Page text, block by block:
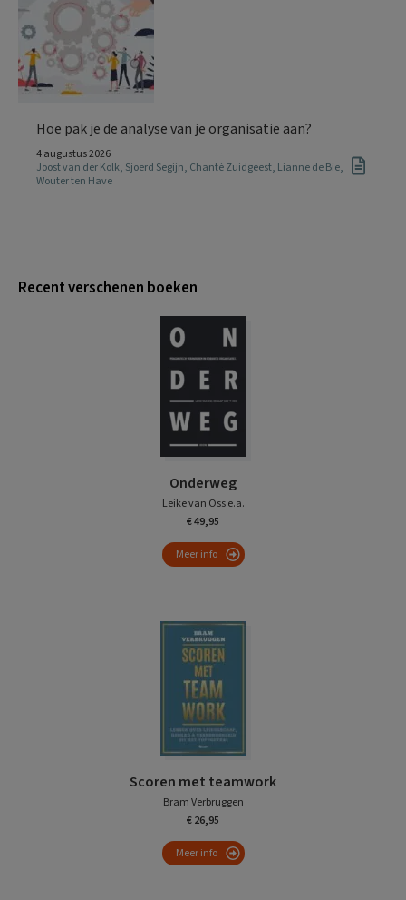
Hoe pak je de analyse van je organisatie aan?
4 augustus 2026
Joost van der Kolk, Sjoerd Segijn, Chanté Zuidgeest, Lianne de Bie,
Wouter ten Have
Recent verschenen boeken
Onderweg
Leike van Oss e.a.
€ 49,95
Meer info
Scoren met teamwork
Bram Verbruggen
€ 26,95
Meer info